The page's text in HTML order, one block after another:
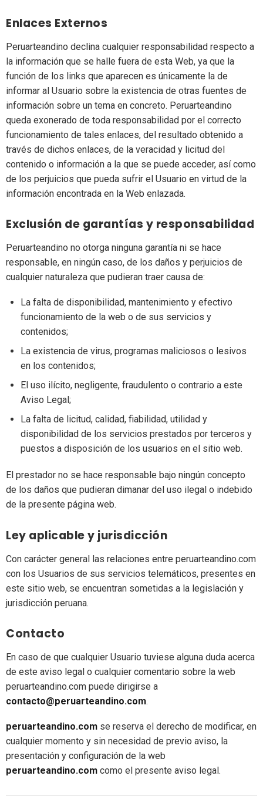
Enlaces Externos
Peruarteandino declina cualquier responsabilidad respecto a
la información que se halle fuera de esta Web, ya que la
función de los links que aparecen es únicamente la de
informar al Usuario sobre la existencia de otras fuentes de
información sobre un tema en concreto. Peruarteandino
queda exonerado de toda responsabilidad por el correcto
funcionamiento de tales enlaces, del resultado obtenido a
través de dichos enlaces, de la veracidad y licitud del
contenido o información a la que se puede acceder, así como
de los perjuicios que pueda sufrir el Usuario en virtud de la
información encontrada en la Web enlazada.
Exclusión de garantías y responsabilidad
Peruarteandino no otorga ninguna garantía ni se hace
responsable, en ningún caso, de los daños y perjuicios de
cualquier naturaleza que pudieran traer causa de:
La falta de disponibilidad, mantenimiento y efectivo
funcionamiento de la web o de sus servicios y
contenidos;
La existencia de virus, programas maliciosos o lesivos
en los contenidos;
El uso ilícito, negligente, fraudulento o contrario a este
Aviso Legal;
La falta de licitud, calidad, fiabilidad, utilidad y
disponibilidad de los servicios prestados por terceros y
puestos a disposición de los usuarios en el sitio web.
El prestador no se hace responsable bajo ningún concepto
de los daños que pudieran dimanar del uso ilegal o indebido
de la presente página web.
Ley aplicable y jurisdicción
Con carácter general las relaciones entre peruarteandino.com
con los Usuarios de sus servicios telemáticos, presentes en
este sitio web, se encuentran sometidas a la legislación y
jurisdicción peruana.
Contacto
En caso de que cualquier Usuario tuviese alguna duda acerca
de este aviso legal o cualquier comentario sobre la web
peruarteandino.com puede dirigirse a
contacto@peruarteandino.com.
peruarteandino.com se reserva el derecho de modificar, en
cualquier momento y sin necesidad de previo aviso, la
presentación y configuración de la web
peruarteandino.com como el presente aviso legal.